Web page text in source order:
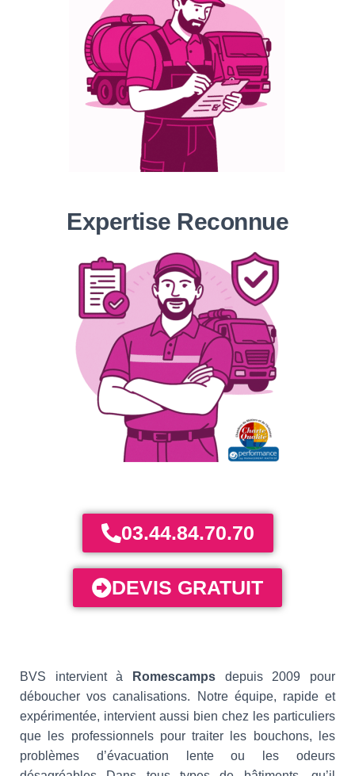
Expertise Reconnue
03.44.84.70.70
DEVIS GRATUIT
BVS intervient à Romescamps depuis 2009 pour
déboucher vos canalisations. Notre équipe, rapide et
expérimentée, intervient aussi bien chez les particuliers
que les professionnels pour traiter les bouchons, les
problèmes d’évacuation lente ou les odeurs